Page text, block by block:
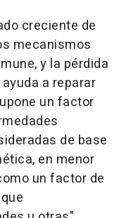
creciente de
mecanismos
y la pérdida
a reparar
un factor
de base
en menor
un factor de